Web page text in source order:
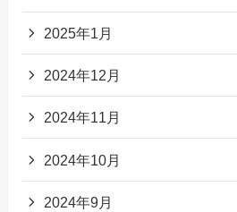
2025年1月
2024年12月
2024年11月
2024年10月
2024年9月